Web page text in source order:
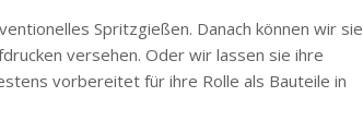
Spritzgießen. Danach können wir sie
versehen. Oder wir lassen sie ihre
vorbereitet für ihre Rolle als Bauteile in